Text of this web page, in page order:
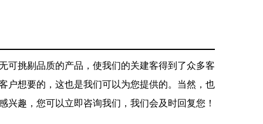
可挑剔品质的产品，使我们的关建客得到了众多客
户想要的，这也是我们可以为您提供的。当然，也
兴趣，您可以立即咨询我们，我们会及时回复您！